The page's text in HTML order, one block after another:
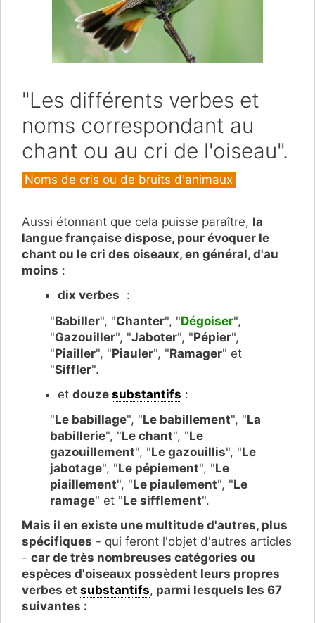
"Les différents verbes et
noms correspondant au
chant ou au cri de l'oiseau".
Catégories
Noms de cris ou de bruits d'animaux
Aussi étonnant que cela puisse paraître, la
langue française dispose, pour évoquer le
chant ou le cri des oiseaux, en général, d'au
moins :
dix verbes :
"Babiller", "Chanter", "Dégoiser",
"Gazouiller", "Jaboter", "Pépier",
"Piailler", "Piauler", "Ramager" et
"Siffler".
et douze substantifs :
"Le babillage", "Le babillement", "La
babillerie", "Le chant", "Le
gazouillement", "Le gazouillis", "Le
jabotage", "Le pépiement", "Le
piaillement", "Le piaulement", "Le
ramage" et "Le sifflement".
Mais il en existe une multitude d'autres, plus
spécifiques - qui feront l'objet d'autres articles
- car de très nombreuses catégories ou
espèces d'oiseaux possèdent leurs propres
verbes et substantifs, parmi lesquels les 67
suivantes :